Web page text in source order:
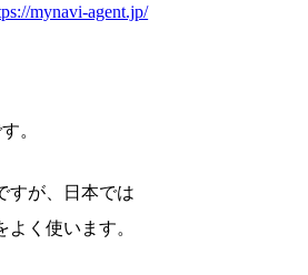
mynavi-agent.jp/
。
すが、日本では
よく使います。